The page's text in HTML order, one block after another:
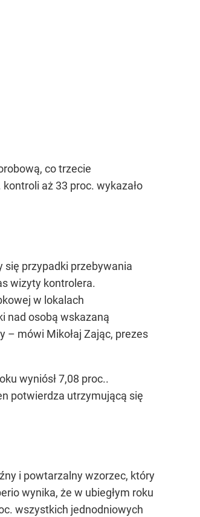
co trzecie
aż 33 proc. wykazało
się przypadki przebywania
wizyty kontrolera.
w lokalach
nad osobą wskazaną
– mówi Mikołaj Zając, prezes
wyniósł 7,08 proc..
potwierdza utrzymującą się
i powtarzalny wzorzec, który
wynika, że w ubiegłym roku
wszystkich jednodniowych